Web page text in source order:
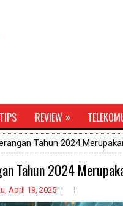
TIPS REVIEW »
Tahun 2024
Tahun 2024
April 19, 2025